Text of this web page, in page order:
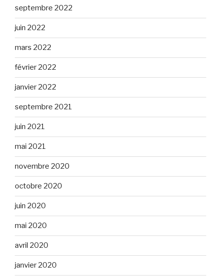
septembre 2022
juin 2022
mars 2022
février 2022
janvier 2022
septembre 2021
juin 2021
mai 2021
novembre 2020
octobre 2020
juin 2020
mai 2020
avril 2020
janvier 2020